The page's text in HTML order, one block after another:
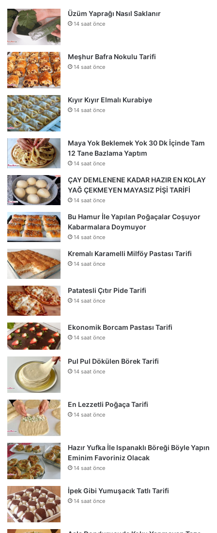
Üzüm Yaprağı Nasıl Saklanır
14 saat önce
Meşhur Bafra Nokulu Tarifi
14 saat önce
Kıyır Kıyır Elmalı Kurabiye
14 saat önce
Maya Yok Beklemek Yok 30 Dk İçinde Tam
12 Tane Bazlama Yaptım
14 saat önce
ÇAY DEMLENENE KADAR HAZIR EN KOLAY
YAĞ ÇEKMEYEN MAYASIZ PİŞİ TARİFİ
14 saat önce
Bu Hamur İle Yapılan Poğaçalar Coşuyor
Kabarmalara Doymuyor
14 saat önce
Kremalı Karamelli Milföy Pastası Tarifi
14 saat önce
Patatesli Çıtır Pide Tarifi
14 saat önce
Ekonomik Borcam Pastası Tarifi
14 saat önce
Pul Pul Dökülen Börek Tarifi
14 saat önce
En Lezzetli Poğaça Tarifi
14 saat önce
Hazır Yufka İle Ispanaklı Böreği Böyle Yapın
Eminim Favoriniz Olacak
14 saat önce
İpek Gibi Yumuşacık Tatlı Tarifi
14 saat önce